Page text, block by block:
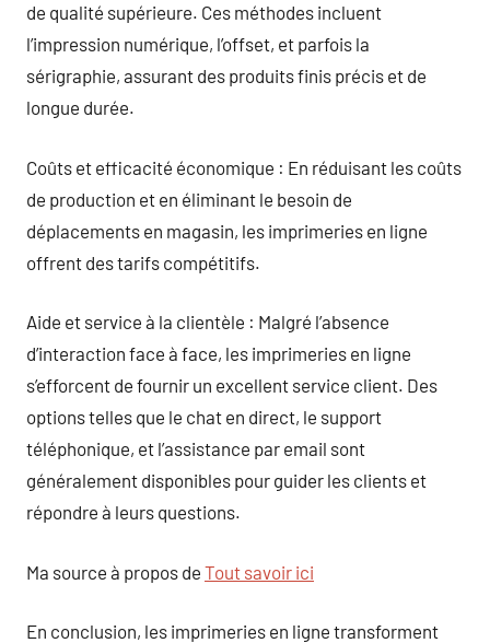
de qualité supérieure. Ces méthodes incluent
l’impression numérique, l’offset, et parfois la
sérigraphie, assurant des produits finis précis et de
longue durée.
Coûts et efficacité économique : En réduisant les coûts
de production et en éliminant le besoin de
déplacements en magasin, les imprimeries en ligne
offrent des tarifs compétitifs.
Aide et service à la clientèle : Malgré l’absence
d’interaction face à face, les imprimeries en ligne
s’efforcent de fournir un excellent service client. Des
options telles que le chat en direct, le support
téléphonique, et l’assistance par email sont
généralement disponibles pour guider les clients et
répondre à leurs questions.
Ma source à propos de Tout savoir ici
En conclusion, les imprimeries en ligne transforment